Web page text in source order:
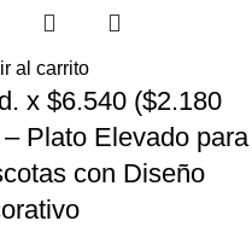
al carrito
x $6.540 ($2.180
– Plato Elevado para
con Diseño